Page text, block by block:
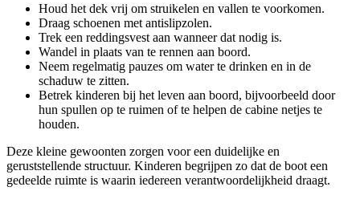
Houd het dek vrij om struikelen en vallen te voorkomen.
Draag schoenen met antislipzolen.
Trek een reddingsvest aan wanneer dat nodig is.
Wandel in plaats van te rennen aan boord.
Neem regelmatig pauzes om water te drinken en in de
schaduw te zitten.
Betrek kinderen bij het leven aan boord, bijvoorbeeld door
hun spullen op te ruimen of te helpen de cabine netjes te
houden.
Deze kleine gewoonten zorgen voor een duidelijke en
geruststellende structuur. Kinderen begrijpen zo dat de boot een
gedeelde ruimte is waarin iedereen verantwoordelijkheid draagt.